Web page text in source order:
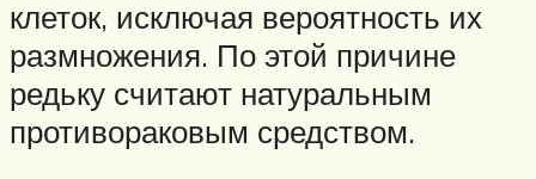
клеток, исключая вероятность их
размножения. По этой причине
редьку считают натуральным
противораковым средством.